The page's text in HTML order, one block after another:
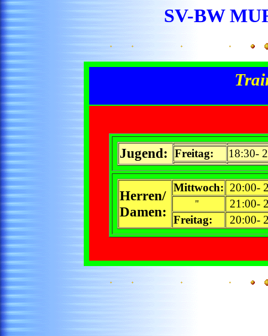
SV-BW
Jugend: Freitag: 18:30-
Herren/
Damen:
Mittwoch: 20:00-
"
21:00-
Freitag:
20:00-